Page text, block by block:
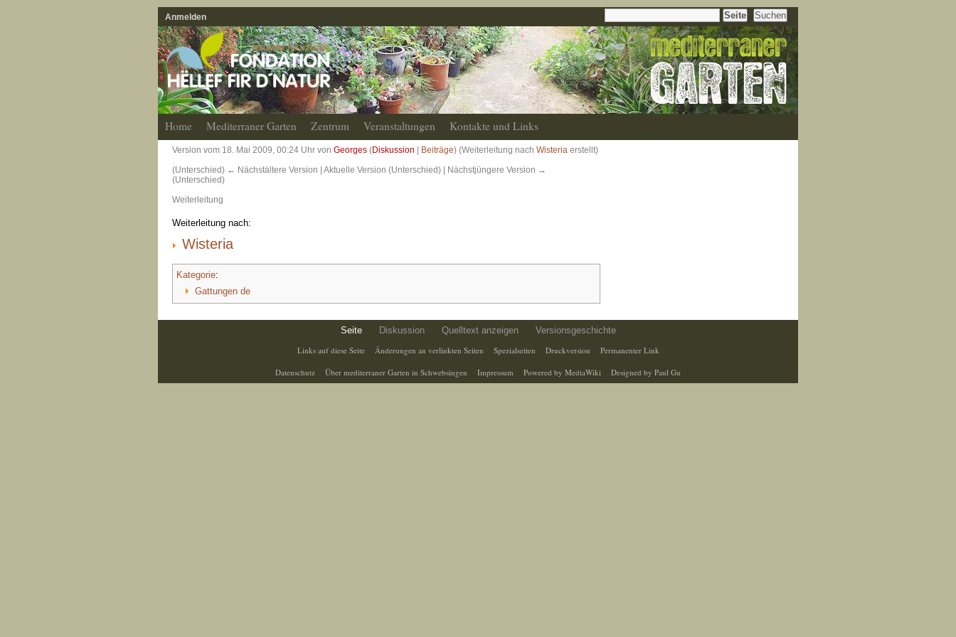
Anmelden
Home Mediterraner Garten Zentrum Veranstaltungen Kontakte und Links
Version vom 18. Mai 2009, 00:24 Uhr von Georges (Diskussion | Beiträge) (Weiterleitung nach Wisteria erstellt)
(Unterschied) ← Nächstältere Version | Aktuelle Version (Unterschied) | Nächstjüngere Version →
(Unterschied)
Weiterleitung
Weiterleitung nach:
Wisteria
Kategorie:
Gattungen de
Seite Diskussion Quelltext anzeigen
Versionsgeschichte
Links auf diese Seite
Änderungen an verlinkten Seiten Spezialseiten Druckversion Permanenter Link
Datenschutz Über mediterraner Garten in Schwebsingen Impressum Powered by MediaWiki Designed by Paul Gu